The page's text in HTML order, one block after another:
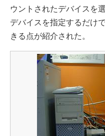
ウントされたデバイスを
デバイスを指定するだけ
きる点が紹介された。